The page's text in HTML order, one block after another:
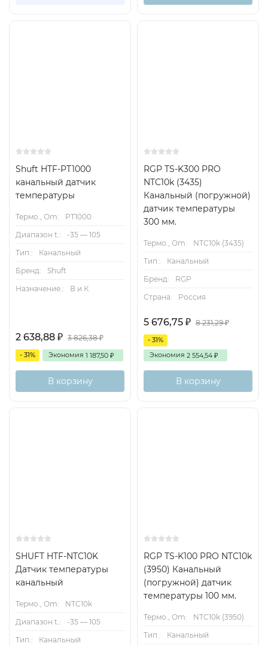
Shuft HTF-PT1000
канальный датчик
температуры
Термо., Om:
PT1000
Диапазон t.:
-35 — 105
Тип.:
Канальный
Бренд:
Shuft
Назначение.:
В и К
2 638,88 ₽ 3 826,38₽
- 31% Экономия 1 187,50 ₽
В корзину
RGP TS-K300 PRO
NTC10k (3435)
Канальный (погружной)
датчик температуры
300 мм.
Термо., Om:
NTC10k (3435)
Тип.:
Канальный
Бренд:
RGP
Страна:
Россия
5 676,75 ₽ 8 231,29₽
- 31%
Экономия 2 554,54 ₽
В корзину
SHUFT HTF-NTC10K
Датчик температуры
канальный
Термо., Om:
NTC10k
Диапазон t.:
-35 — 105
Тип.:
Канальный
RGP TS-K100 PRO NTC10k
(3950) Канальный
(погружной) датчик
температуры 100 мм.
Термо., Om:
NTC10k (3950)
Тип.:
Канальный